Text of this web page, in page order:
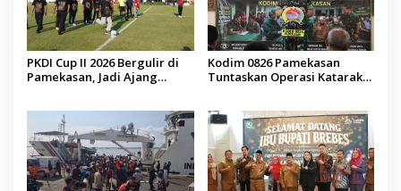
PKDI Cup II 2026 Bergulir di
Pamekasan, Jadi Ajang
Kodim 0826 Pamekasan
Tuntaskan Operasi Katarak